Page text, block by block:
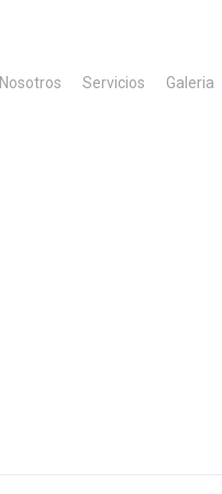
Nosotros Servicios Galeria